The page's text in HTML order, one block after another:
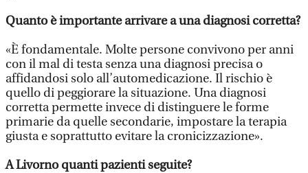
Quanto è importante arrivare a una diagnosi corretta?
«È fondamentale. Molte persone convivono per anni
con il mal di testa senza una diagnosi precisa o
affidandosi solo all’automedicazione. Il rischio è
quello di peggiorare la situazione. Una diagnosi
corretta permette invece di distinguere le forme
primarie da quelle secondarie, impostare la terapia
giusta e soprattutto evitare la cronicizzazione».
A Livorno quanti pazienti seguite?